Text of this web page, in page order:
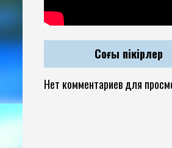
Соңғы пікірлер
Нет комментариев для